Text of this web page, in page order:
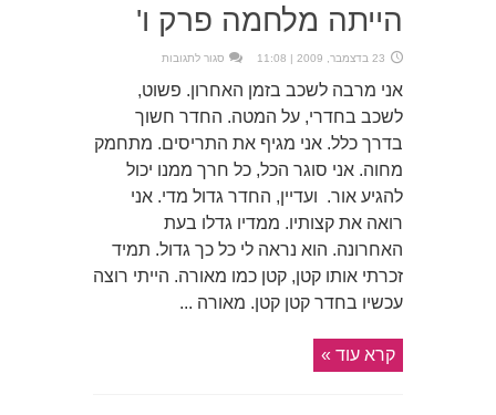
הייתה מלחמה פרק ו'
23 בדצמבר, 2009 | 11:08 סגור לתגובות
פרק
אני מרבה לשכב בזמן האחרון. פשוט,
לשכב בחדרי, על המטה. החדר חשוך
בדרך כלל. אני מגיף את התריסים. מתחמק
מחוה. אני סוגר הכל, כל חרך ממנו יכול
להגיע אור. ועדיין, החדר גדול מדי. אני
רואה את קצותיו. ממדיו גדלו בעת
האחרונה. הוא נראה לי כל כך גדול. תמיד
זכרתי אותו קטן, קטן כמו מאורה. הייתי רוצה
עכשיו בחדר קטן קטן. מאורה ...
קרא עוד »